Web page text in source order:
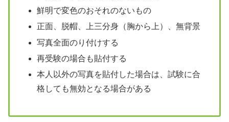
鮮明で変色のおそれのないもの
正面、脱帽、上三分身（胸から上）、無背景
写真全面のり付けする
再受験の場合も貼付する
本人以外の写真を貼付した場合は、試験に合
格しても無効となる場合がある